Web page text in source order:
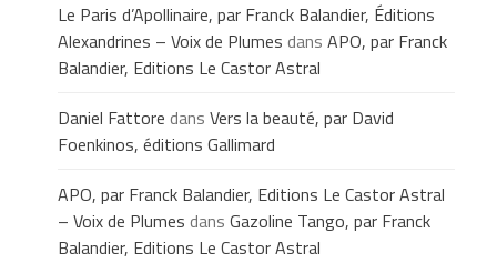
Le Paris d’Apollinaire, par Franck Balandier, Éditions
Alexandrines – Voix de Plumes dans APO, par Franck
Balandier, Editions Le Castor Astral
Daniel Fattore dans Vers la beauté, par David
Foenkinos, éditions Gallimard
APO, par Franck Balandier, Editions Le Castor Astral
– Voix de Plumes dans Gazoline Tango, par Franck
Balandier, Editions Le Castor Astral